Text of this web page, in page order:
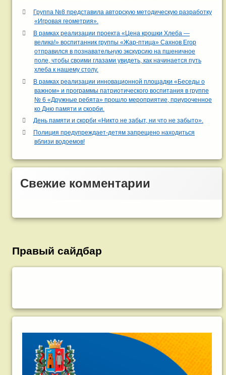
Группа №8 представила авторскую методическую разработку
«Игровая геометрия».
В рамках реализации проекта «Цена крошки Хлеба —
велика!» воспитанник группы «Жар-птица» Сахнов Егор
отправился в познавательную экскурсию на пшеничное
поле, чтобы своими глазами увидеть, как начинается путь
хлеба к нашему столу.
В рамках реализации инновационной площадки «Беседы о
важном» и программы патриотического воспитания в группе
№ 6 «Дружные ребята» прошло мероприятие, приуроченное
ко Дню памяти и скорби.
День памяти и скорби «Никто не забыт, ни что не забыто».
Полиция предупреждает-детям запрещено находиться
вблизи водоемов!
Свежие комментарии
Правый сайдбар